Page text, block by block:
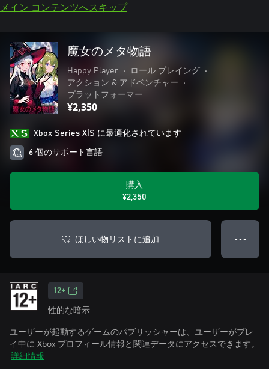
メイン コンテンツへスキップ
魔女のメタ物語
Happy Player • ロール プレイング
•
アクション & アドベンチャー
•
プラットフォーマー
¥2,350
Xbox Series X|S に最適化されています
6 個のサポート言語
購入
¥2,350
ほしい物リストに追加 ● ● ●
12+
性的な暗示
ユーザーが起動するゲームのパブリッシャーは、ユーザーがプレ
イ中に Xbox プロフィール情報と関連データにアクセスできます。
詳細情報